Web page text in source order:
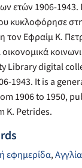
ετών 1906-1943.
κυκλοφόρησε
τον Εφραίμ Κ.
οικονομικά
Library digital
1943. It is a
1906 to 1950,
K. Petrides.
εφημερίδα,Αγγλία